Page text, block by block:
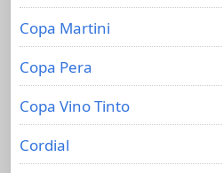
Copa Martini
Copa Pera
Copa Vino Tinto
Cordial